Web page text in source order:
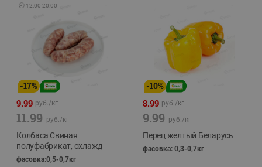
🕘 12:00-20:00
-17%
9.99 руб./кг
11.99 руб./кг
Колбаса Свиная
полуфабрикат, охлажд
фасовка:0,5-0,7кг
-10%
8.99 руб./кг
9.99 руб./кг
Перец желтый Беларусь
фасовка: 0,3-0,7кг